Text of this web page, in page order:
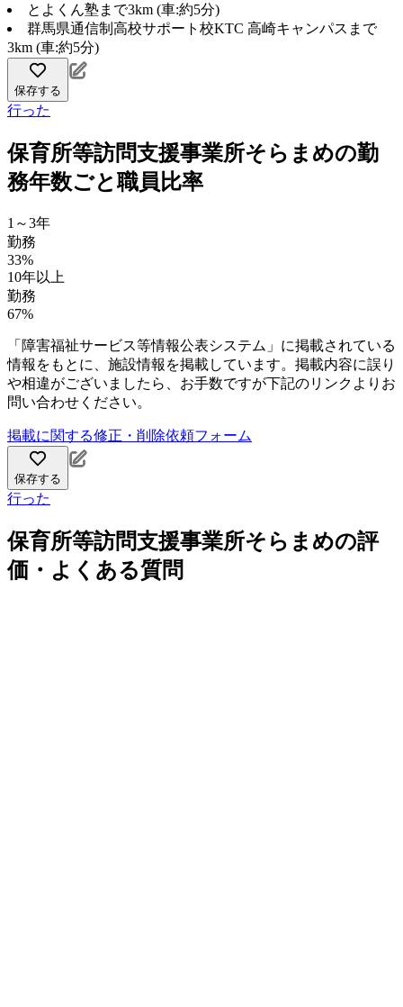
とよくん塾まで3km (車:約5分)
群馬県通信制高校サポート校KTC 高崎キャンパスまで
3km (車:約5分)
保存する
行った
保育所等訪問支援事業所そらまめの勤
務年数ごと職員比率
1～3年
勤務
33%
10年以上
勤務
67%
「障害福祉サービス等情報公表システム」に掲載されている
情報をもとに、施設情報を掲載しています。掲載内容に誤り
や相違がございましたら、お手数ですが下記のリンクよりお
問い合わせください。
掲載に関する修正・削除依頼フォーム
保存する
行った
保育所等訪問支援事業所そらまめの評
価・よくある質問